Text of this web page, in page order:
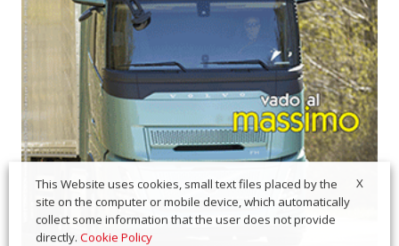
X
This Website uses cookies, small text files placed by the
site on the computer or mobile device, which automatically
collect some information that the user does not provide
directly. Cookie Policy